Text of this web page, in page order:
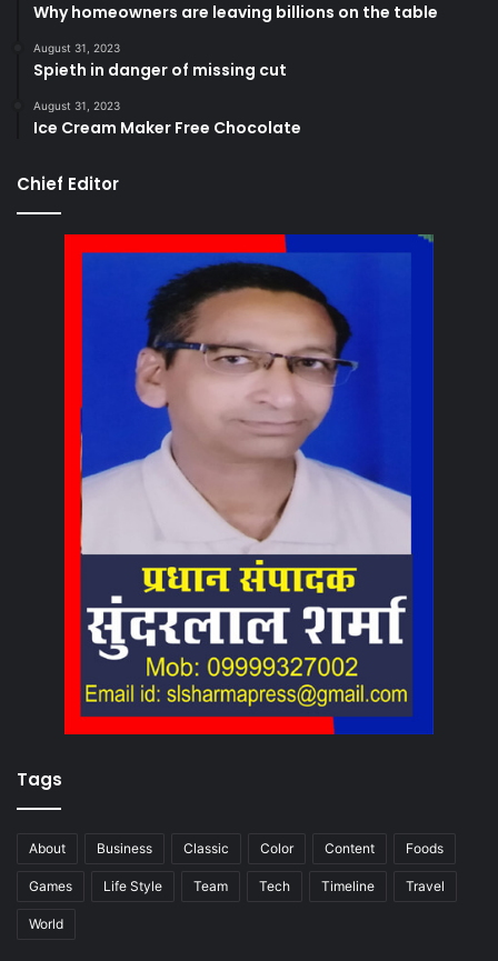
Why homeowners are leaving billions on the table
August 31, 2023
Spieth in danger of missing cut
August 31, 2023
Ice Cream Maker Free Chocolate
Chief Editor
Tags
About Business Classic Color Content Foods
Games Life Style Team Tech Timeline Travel
World